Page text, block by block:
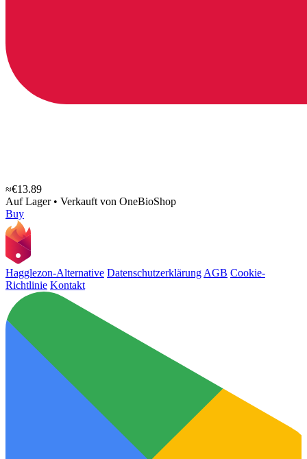
≈€13.89
Auf Lager • Verkauft von OneBioShop
Buy
Hagglezon-Alternative Datenschutzerklärung AGB Cookie-
Richtlinie Kontakt